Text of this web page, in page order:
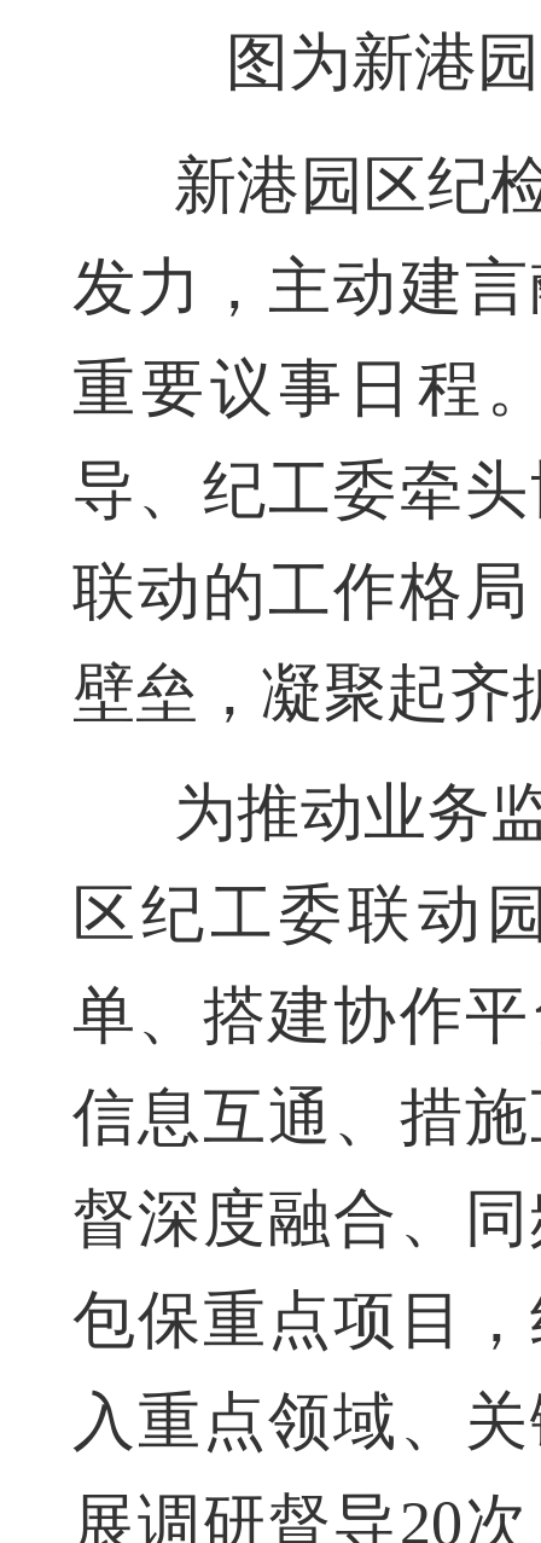
图为新港
新港园区纪
发力，主动建
重要议事日程
导、纪工委牵
联动的工作格
壁垒，凝聚起齐
为推动业务
区纪工委联动
单、搭建协作
信息互通、措
督深度融合、
包保重点项目
入重点领域、
展调研督导20